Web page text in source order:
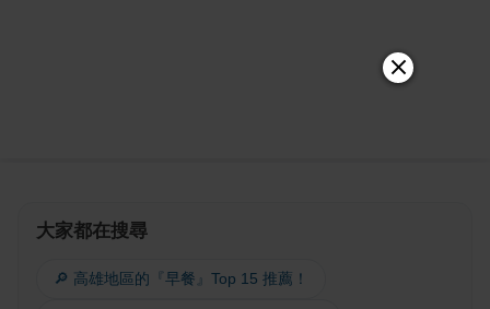
大家都在搜尋
🔎 高雄地區的『早餐』Top 15 推薦！